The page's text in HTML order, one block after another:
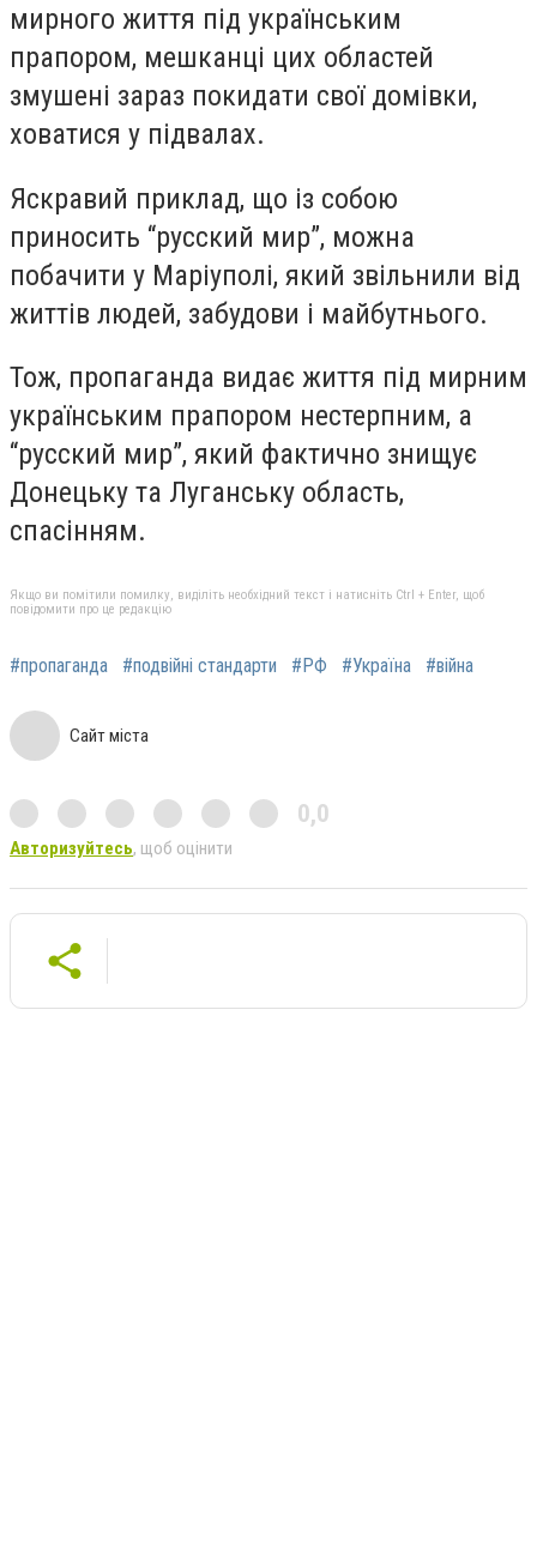
мирного життя під українським
прапором, мешканці цих областей
змушені зараз покидати свої домівки,
ховатися у підвалах.
Яскравий приклад, що із собою
приносить “русский мир”, можна
побачити у Маріуполі, який звільнили від
життів людей, забудови і майбутнього.
Тож, пропаганда видає життя під мирним
українським прапором нестерпним, а
“русский мир”, який фактично знищує
Донецьку та Луганську область,
спасінням.
Якщо ви помітили помилку, виділіть необхідний текст і натисніть Ctrl + Enter, щоб
повідомити про це редакцію
#пропаганда #подвійні стандарти #РФ #Україна #війна
Сайт міста
0,0
Авторизуйтесь, щоб оцінити